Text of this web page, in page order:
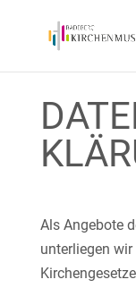
Als Angebote
unterliegen